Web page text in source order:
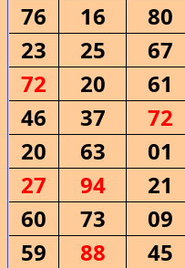
76
16 80
23
25 67
72
20 61
46
37 72
20
63 01
27
94 21
60
73 09
59
88 45